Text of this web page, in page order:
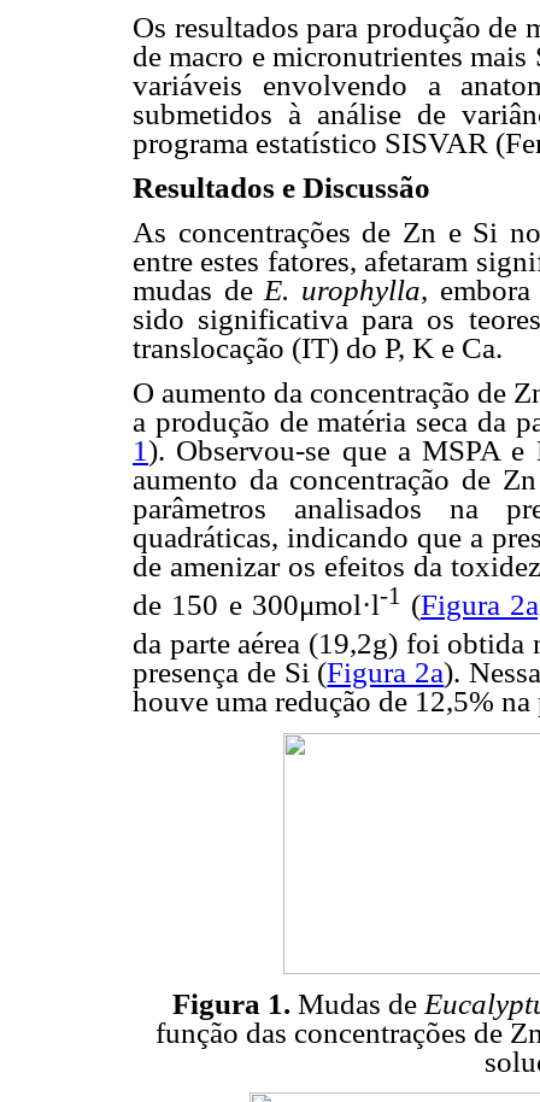
Os resultados para produção de
de macro e micronutrientes mais
variáveis envolvendo a
submetidos à análise de
programa estatístico SISVAR
Resultados e Discussão
As concentrações de Zn e Si
entre estes fatores, afetaram
mudas de E. urophylla,
sido significativa para os
translocação (IT) do P, K e Ca.
O aumento da concentração de
a produção de matéria seca da
1). Observou-se que a MSPA e
aumento da concentração de
parâmetros analisados na
quadráticas, indicando que a
de amenizar os efeitos da
de 150 e 300μmol·l-1 (Figura
da parte aérea (19,2g) foi obtida
presença de Si (Figura 2a).
houve uma redução de 12,5% na
Figura 1. Mudas de
função das concentrações de